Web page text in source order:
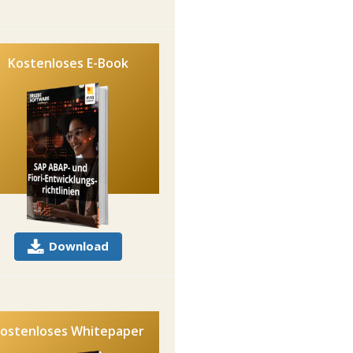
Kostenloses E-Book
Download
Whitepaper